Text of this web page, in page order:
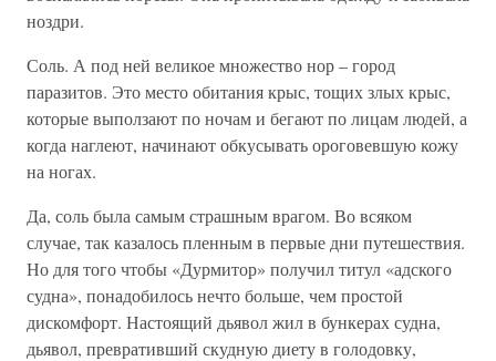
ноздри.
Соль. А под ней великое множество нор – город
паразитов. Это место обитания крыс, тощих злых крыс,
которые выползают по ночам и бегают по лицам людей, а
когда наглеют, начинают обкусывать ороговевшую кожу
на ногах.
Да, соль была самым страшным врагом. Во всяком
случае, так казалось пленным в первые дни путешествия.
Но для того чтобы «Дурмитор» получил титул «адского
судна», понадобилось нечто больше, чем простой
дискомфорт. Настоящий дьявол жил в бункерах судна,
дьявол, превративший скудную диету в голодовку,